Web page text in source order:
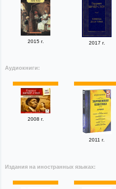
2015 г. 2017 г.
Аудиокниги:
2008 г.
2011 г.
Издания на иностранных языках: